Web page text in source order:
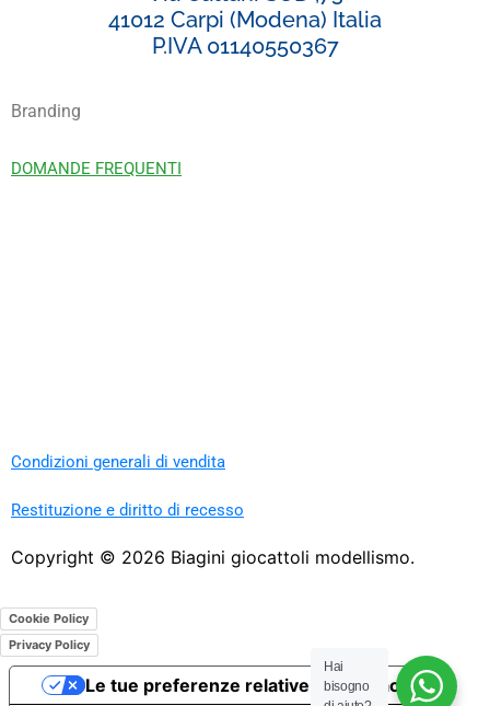
41012 Carpi (Modena) Italia
P.IVA 01140550367
Branding
DOMANDE FREQUENTI
Condizioni generali di vendita
Restituzione e diritto di recesso
Copyright © 2026 Biagini giocattoli modellismo.
Cookie Policy
Privacy Policy
Hai
bisogno
Le tue preferenze relative alla privacy